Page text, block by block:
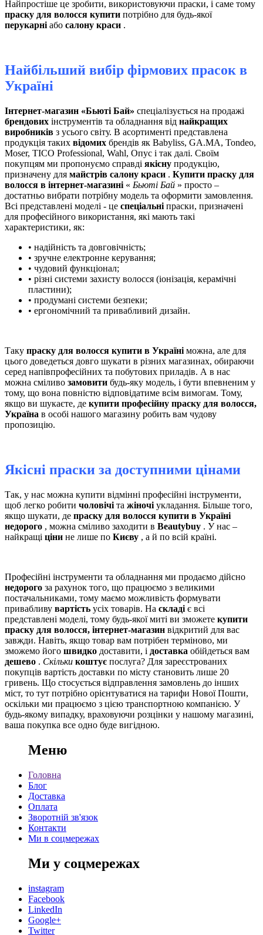
Найпростіше це зробити, використовуючи праски, і саме тому
праску для волосся купити потрібно для будь-якої
перукарніабо салону краси .
Найбільший вибір фірмових прасок в
Україні
Інтернет-магазин «Бьюті Бай» спеціалізується на продажі
брендових інструментів та обладнання від найкращих
виробників з усього світу. В асортименті представлена ​​
продукція таких відомих брендів як Babyliss, GA.MA, Tondeo,
Moser, TICO Professional, Wahl, Опус і так далі. Своїм
покупцям ми пропонуємо справді якісну продукцію,
призначену для майстрів салону краси . Купити праску для
волосся в інтернет-магазині « Бьюті Бай » просто –
достатньо вибрати потрібну модель та оформити замовлення.
Всі представлені моделі - це спеціальні праски, призначені
для професійного використання, які мають такі
характеристики, як:
• надійність та довговічність;
• зручне електронне керування;
• чудовий функціонал;
• різні системи захисту волосся (іонізація, керамічні
пластини);
• продумані системи безпеки;
• ергономічний та привабливий дизайн.
Таку праску для волосся купити в Україні можна, але для
цього доведеться довго шукати в різних магазинах, обираючи
серед напівпрофесійних та побутових приладів. А в нас
можна сміливо замовити будь-яку модель, і бути впевненим у
тому, що вона повністю відповідатиме всім вимогам. Тому,
якщо ви шукаєте, де купити професійну праску для волосся,
Україна в особі нашого магазину робить вам чудову
пропозицію.
Якісні праски за доступними цінами
Так, у нас можна купити відмінні професійні інструменти,
щоб легко робити чоловічі та жіночі укладання. Більше того,
якщо шукати, де праску для волосся купити в Україні
недорого , можна сміливо заходити в Beautybuy . У нас –
найкращі ціни не лише по Києву , а й по всій країні.
Професійні інструменти та обладнання ми продаємо дійсно
недорого за рахунок того, що працюємо з великими
постачальниками, тому маємо можливість формувати
привабливу вартість усіх товарів. На складі є всі
представлені моделі, тому будь-якої миті ви зможете купити
праску для волосся, інтернет-магазин відкритий для вас
завжди. Навіть, якщо товар вам потрібен терміново, ми
зможемо його швидко доставити, і доставка обійдеться вам
дешево . Скільки коштує послуга? Для зареєстрованих
покупців вартість доставки по місту становить лише 20
гривень. Що стосується відправлення замовлень до інших
міст, то тут потрібно орієнтуватися на тарифи Нової Пошти,
оскільки ми працюємо з цією транспортною компанією. У
будь-якому випадку, враховуючи розцінки у нашому магазині,
ваша покупка все одно буде вигідною.
Меню
Головна
Блог
Доставка
Оплата
Зворотній зв'язок
Контакти
Ми в соцмережах
Ми у соцмережах
instagram
Facebook
LinkedIn
Google+
Twitter